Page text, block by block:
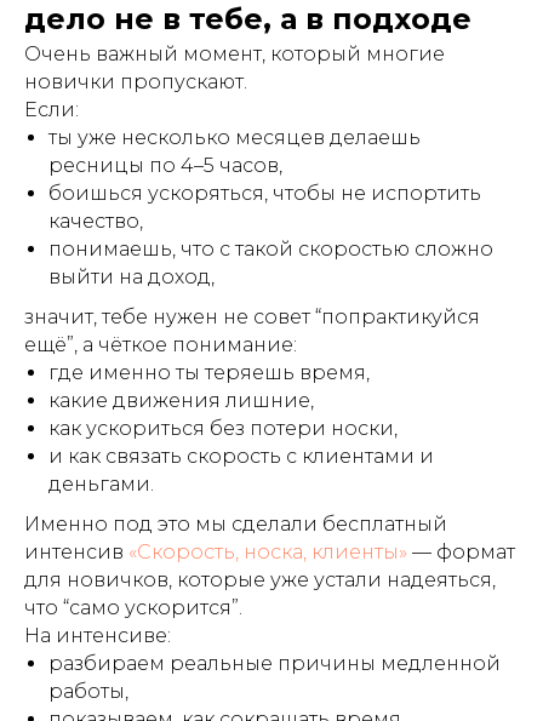
дело не в тебе, а в подходе
Очень важный момент, который многие
новички пропускают.
Если:
ты уже несколько месяцев делаешь
ресницы по 4–5 часов,
боишься ускоряться, чтобы не испортить
качество,
понимаешь, что с такой скоростью сложно
выйти на доход,
значит, тебе нужен не совет “попрактикуйся
ещё”, а чёткое понимание:
где именно ты теряешь время,
какие движения лишние,
как ускориться без потери носки,
и как связать скорость с клиентами и
деньгами.
Именно под это мы сделали бесплатный
интенсив «Скорость, носка, клиенты» — формат
для новичков, которые уже устали надеяться,
что “само ускорится”.
На интенсиве:
разбираем реальные причины медленной
работы,